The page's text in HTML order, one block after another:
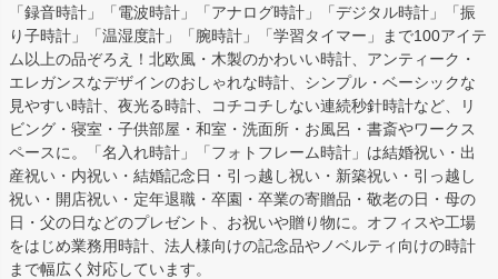
「録音時計」「電波時計」「アナログ時計」「デジタル時計」「振
り子時計」「温湿度計」「腕時計」「学習タイマー」まで100アイテ
ム以上の品ぞろえ！北欧風・木製のかわいい時計、アンティーク・
エレガンスなデザインのおしゃれな時計、シンプル・ベーシックな
見やすい時計、夜光る時計、コチコチしない連続秒針時計など、リ
ビング・寝室・子供部屋・和室・洗面所・お風呂・書斎やワークス
ペースに。「名入れ時計」「フォトフレーム時計」は結婚祝い・出
産祝い・内祝い・結婚記念日・引っ越し祝い・新築祝い・引っ越し
祝い・開店祝い・定年退職・卒園・卒業の寄贈品・敬老の日・母の
日・父の日などのプレゼント、お祝いや贈り物に。オフィスや工場
をはじめ業務用時計、法人様向けの記念品やノベルティ向けの時計
まで幅広く対応しています。